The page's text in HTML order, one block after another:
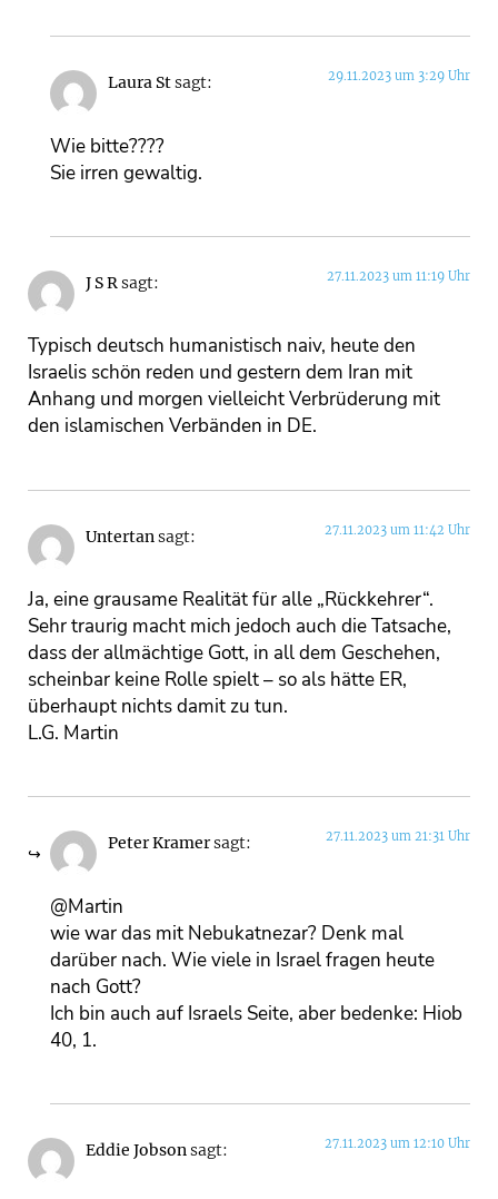
Laura Stsagt: 29.11.2023 um 3:29 Uhr
Wie bitte????
Sie irren gewaltig.
J S Rsagt: 27.11.2023 um 11:19 Uhr
Typisch deutsch humanistisch naiv, heute den
Israelis schön reden und gestern dem Iran mit
Anhang und morgen vielleicht Verbrüderung mit
den islamischen Verbänden in DE.
Untertansagt: 27.11.2023 um 11:42 Uhr
Ja, eine grausame Realität für alle „Rückkehrer“.
Sehr traurig macht mich jedoch auch die Tatsache,
dass der allmächtige Gott, in all dem Geschehen,
scheinbar keine Rolle spielt – so als hätte ER,
überhaupt nichts damit zu tun.
L.G. Martin
Peter Kramersagt: 27.11.2023 um 21:31 Uhr
@Martin
wie war das mit Nebukatnezar? Denk mal
darüber nach. Wie viele in Israel fragen heute
nach Gott?
Ich bin auch auf Israels Seite, aber bedenke: Hiob
40, 1.
Eddie Jobsonsagt: 27.11.2023 um 12:10 Uhr